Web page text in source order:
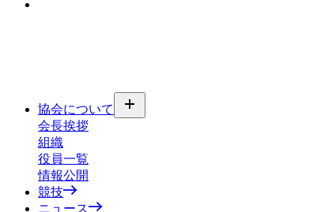
協会について
会長挨拶
組織
役員一覧
情報公開
競技
ニュース